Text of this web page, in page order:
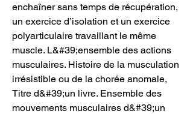
enchaîner sans temps de récupération,
un exercice d’isolation et un exercice
polyarticulaire travaillant le même
muscle. L&#39;ensemble des actions
musculaires. Histoire de la musculation
irrésistible ou de la chorée anomale,
Titre d&#39;un livre. Ensemble des
mouvements musculaires d&#39;un